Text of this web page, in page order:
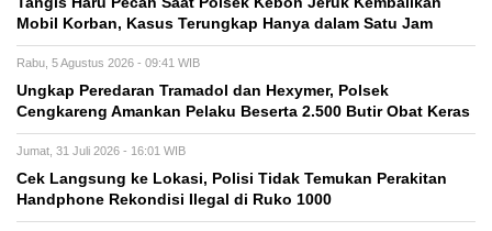
Mobil Korban, Kasus Terungkap Hanya dalam Satu Jam
Rabu, 5 Agustus 2026 - 09:41 WIB
Ungkap Peredaran Tramadol dan Hexymer, Polsek
Cengkareng Amankan Pelaku Beserta 2.500 Butir Obat Keras
Jumat, 31 Juli 2026 - 16:01 WIB
Cek Langsung ke Lokasi, Polisi Tidak Temukan Perakitan
Handphone Rekondisi Ilegal di Ruko 1000